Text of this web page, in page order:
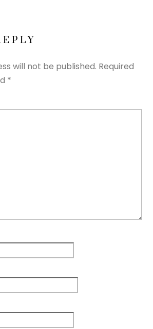
will not be published. Required
*